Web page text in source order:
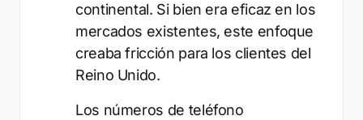
continental. Si bien era eficaz en los
mercados existentes, este enfoque
creaba fricción para los clientes del
Reino Unido.
Los números de teléfono